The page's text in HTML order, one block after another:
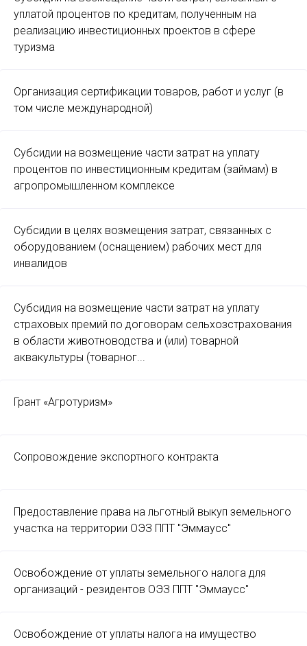
уплатой процентов по кредитам, полученным на
реализацию инвестиционных проектов в сфере
туризма
Организация сертификации товаров, работ и услуг (в
том числе международной)
Субсидии на возмещение части затрат на уплату
процентов по инвестиционным кредитам (займам) в
агропромышленном комплексе
Субсидии в целях возмещения затрат, связанных с
оборудованием (оснащением) рабочих мест для
инвалидов
Субсидия на возмещение части затрат на уплату
страховых премий по договорам сельхозстрахования
в области животноводства и (или) товарной
аквакультуры (товарног...
Грант «Агротуризм»
Сопровождение экспортного контракта
Предоставление права на льготный выкуп земельного
участка на территории ОЭЗ ППТ "Эммаусс"
Освобождение от уплаты земельного налога для
организаций - резидентов ОЭЗ ППТ "Эммаусс"
Освобождение от уплаты налога на имущество